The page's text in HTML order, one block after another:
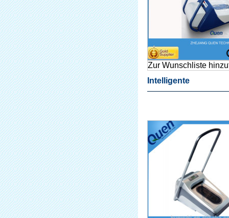
Zur Wunschliste
Intelligente
Für Medizinischen